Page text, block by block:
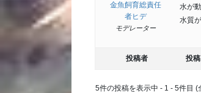
金魚飼育総責任
者ヒデ
モデレーター
水が
水質
投稿者 投稿
5件の投稿を表示中 - 1 - 5件目 (